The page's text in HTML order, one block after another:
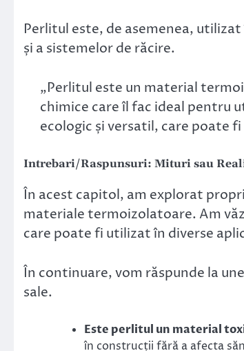
Perlitul este, de asemenea,
și a sistemelor de răcire.
„Perlitul este un material
chimice care îl fac ideal pentru
ecologic și versatil, care poate
Intrebari/Raspunsuri: Mituri sau
În acest capitol, am explorat
materiale termoizolatoare. Am
care poate fi utilizat în diverse
În continuare, vom răspunde la
sale.
Este perlitul un material
în construcții fără a afecta